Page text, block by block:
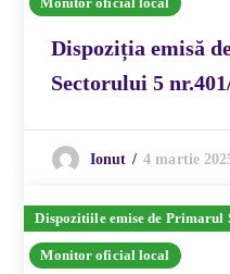
Dispoziția emisă
Sectorului 5
Ionut 4 martie
Dispozitiile emise de Primarul
Monitor oficial local